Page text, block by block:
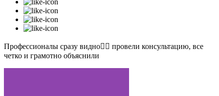
Профессионалы сразу видно👍🏻 провели консультацию, все
четко и грамотно объяснили